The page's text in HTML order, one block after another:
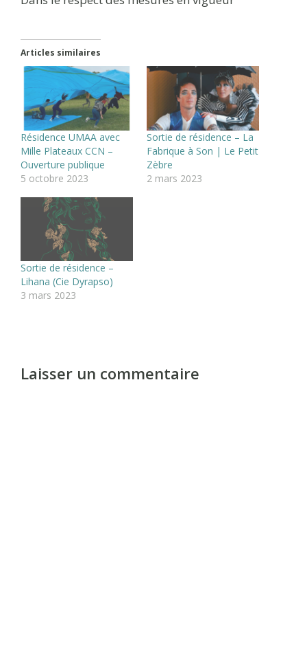
Articles similaires
Résidence UMAA avec
Mille Plateaux CCN –
Ouverture publique
5 octobre 2023
Sortie de résidence – La
Fabrique à Son | Le Petit
Zèbre
2 mars 2023
Sortie de résidence –
Lihana (Cie Dyrapso)
3 mars 2023
Laisser un commentaire